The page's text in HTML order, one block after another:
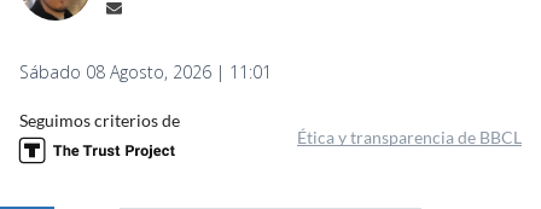
Sábado 08 Agosto, 2026 | 11:01
Seguimos criterios de
Ética y transparencia de BBCL